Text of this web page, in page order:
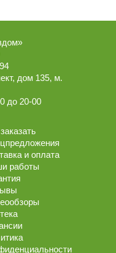
дом 135, м.
до 20-00
и оплата
работы